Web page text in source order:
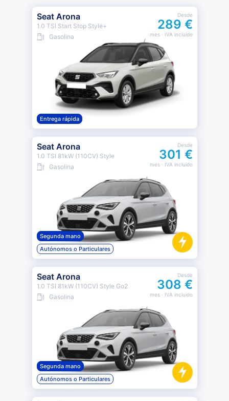
Seat Arona
1.0 TSI Start Stop Style+
Gasolina
Desde
289 €
mes· IVA incluido
Entrega rápida
Seat Arona
1.0 TSI 81kW (110CV) Style
Gasolina
Desde
301 €
mes· IVA incluido
Segunda mano
Autónomos o Particulares
Seat Arona
1.0 TSI 81kW (110CV) Style Go2
Gasolina
Desde
308 €
mes· IVA incluido
Segunda mano
Autónomos o Particulares